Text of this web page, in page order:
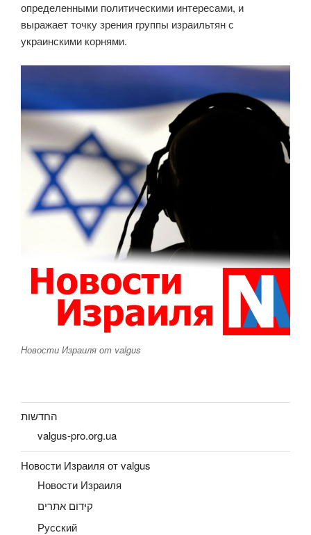
определенными политическими интересами, и
выражает точку зрения группы израильтян с
украинскими корнями.
Новости Израиля от valgus
החדשות
valgus-pro.org.ua
Новости Израиля от valgus
Новости Израиля
קידום אתרים
Русский